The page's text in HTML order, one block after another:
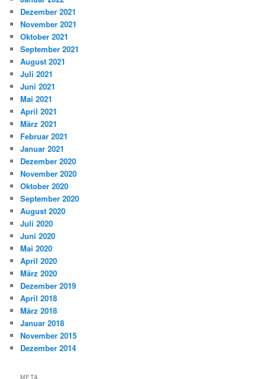
Dezember 2021
November 2021
Oktober 2021
September 2021
August 2021
Juli 2021
Juni 2021
Mai 2021
April 2021
März 2021
Februar 2021
Januar 2021
Dezember 2020
November 2020
Oktober 2020
September 2020
August 2020
Juli 2020
Juni 2020
Mai 2020
April 2020
März 2020
Dezember 2019
April 2018
März 2018
Januar 2018
November 2015
Dezember 2014
META